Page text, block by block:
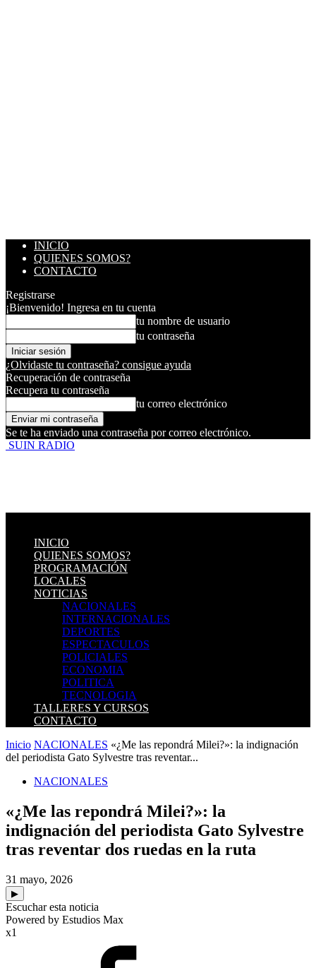
INICIO
QUIENES SOMOS?
CONTACTO
Registrarse
¡Bienvenido! Ingresa en tu cuenta
tu nombre de usuario
tu contraseña
¿Olvidaste tu contraseña? consigue ayuda
Recuperación de contraseña
Recupera tu contraseña
tu correo electrónico
Se te ha enviado una contraseña por correo electrónico.
SUIN RADIO
INICIO
QUIENES SOMOS?
PROGRAMACIÓN
LOCALES
NOTICIAS
NACIONALES
INTERNACIONALES
DEPORTES
ESPECTACULOS
POLICIALES
ECONOMIA
POLITICA
TECNOLOGIA
TALLERES Y CURSOS
CONTACTO
Inicio NACIONALES «¿Me las repondrá Milei?»: la indignación
del periodista Gato Sylvestre tras reventar...
NACIONALES
«¿Me las repondrá Milei?»: la
indignación del periodista Gato Sylvestre
tras reventar dos ruedas en la ruta
31 mayo, 2026
▶
Escuchar esta noticia
Powered by Estudios Max
x1